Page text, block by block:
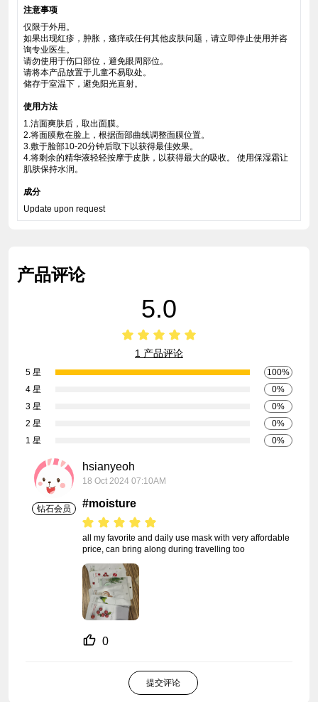
注意事项
仅限于外用。
如果出现红疹，肿胀，瘙痒或任何其他皮肤问题，请立即停止使用并咨
询专业医生。
请勿使用于伤口部位，避免眼周部位。
请将本产品放置于儿童不易取处。
储存于室温下，避免阳光直射。
使用方法
1.洁面爽肤后，取出面膜。
2.将面膜敷在脸上，根据面部曲线调整面膜位置。
3.敷于脸部10-20分钟后取下以获得最佳效果。
4.将剩余的精华液轻轻按摩于皮肤，以获得最大的吸收。 使用保湿霜让
肌肤保持水润。
成分
Update upon request
产品评论
5.0
1 产品评论
1 星 0%
2 星 0%
3 星 0%
4 星 0%
5 星 100%
钻石会员
hsianyeoh
18 Oct 2024 07:10AM
#moisture
all my favorite and daily use mask with very affordable
price, can bring along during travelling too
0
提交评论